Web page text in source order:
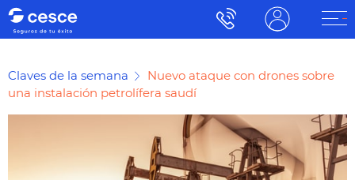
Claves de la semana
Nuevo ataque con drones sobre
una instalación petrolífera saudí